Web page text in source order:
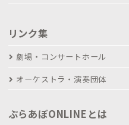
リンク集
劇場・コンサートホール
オーケストラ・演奏団体
ぶらあぼONLINEとは